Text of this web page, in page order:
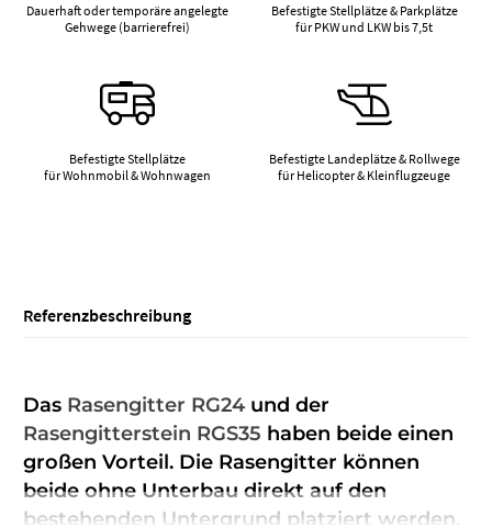
Dauerhaft oder temporäre angelegte
Gehwege (barrierefrei)
Befestigte Stellplätze & Parkplätze
für PKW und LKW bis 7,5t
Befestigte Stellplätze
für Wohnmobil & Wohnwagen
Befestigte Landeplätze & Rollwege
für Helicopter & Kleinflugzeuge
Referenzbeschreibung
Das Rasengitter RG24 und der
Rasengitterstein RGS35 haben beide einen
großen Vorteil. Die Rasengitter können
beide ohne Unterbau direkt auf den
bestehenden Untergrund platziert werden.